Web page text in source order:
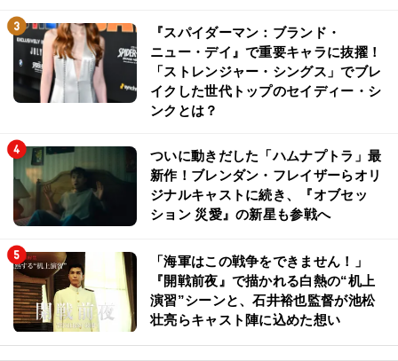
『スパイダーマン：ブランド・
ニュー・デイ』で重要キャラに抜擢！
「ストレンジャー・シングス」でブレ
イクした世代トップのセイディー・シ
ンクとは？
ついに動きだした「ハムナプトラ」最
新作！ブレンダン・フレイザーらオリ
ジナルキャストに続き、『オブセッ
ション 災愛』の新星も参戦へ
「海軍はこの戦争をできません！」
『開戦前夜』で描かれる白熱の“机上
演習”シーンと、石井裕也監督が池松
壮亮らキャスト陣に込めた想い